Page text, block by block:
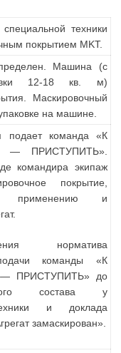
техники
покрытием MKT.
Машина (с
12-18 кв. м)
Маскировочный
на машине.
подает команда «К
— ПРИСТУПИТЬ».
командира экипаж
покрытие,
применению и
норматива
команды «К
— ПРИСТУПИТЬ» до
состава у
и доклада
замаскирован».